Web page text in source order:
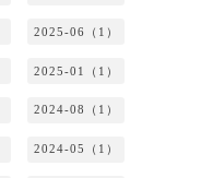
2025-06（1）
2025-01（1）
2024-08（1）
2024-05（1）